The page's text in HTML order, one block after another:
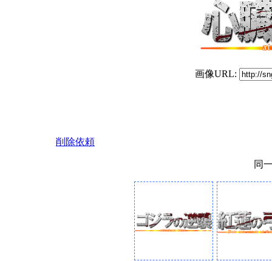
画像URL:
削除依頼
同